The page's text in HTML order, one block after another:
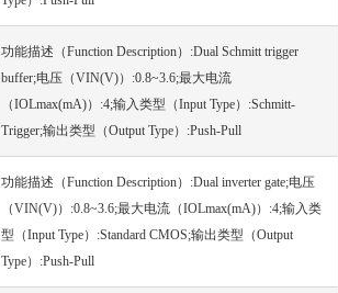
功能描述（Function Description）:Dual Schmitt trigger
buffer;电压（VIN(V)）:0.8~3.6;最大电流
（IOLmax(mA)）:4;输入类型（Input Type）:Schmitt-
Trigger;输出类型（Output Type）:Push-Pull
功能描述（Function Description）:Dual inverter gate;电压
（VIN(V)）:0.8~3.6;最大电流（IOLmax(mA)）:4;输入类
型（Input Type）:Standard CMOS;输出类型（Output
Type）:Push-Pull